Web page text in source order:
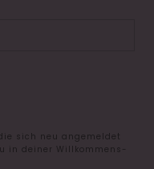
sich neu angemeldet
in deiner Willkommens-